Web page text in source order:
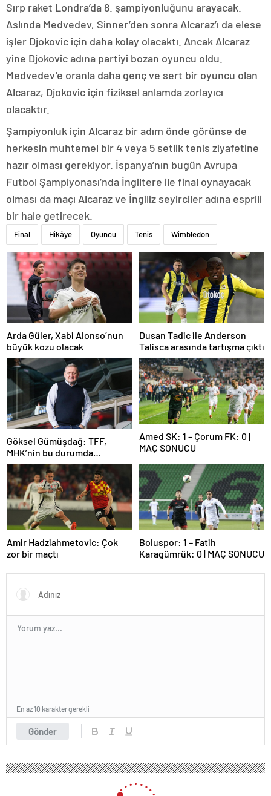
Sırp raket Londra’da 8. şampiyonluğunu arayacak.
Aslında Medvedev, Sinner’den sonra Alcaraz’ı da elese
işler Djokovic için daha kolay olacaktı. Ancak Alcaraz
yine Djokovic adına partiyi bozan oyuncu oldu.
Medvedev’e oranla daha genç ve sert bir oyuncu olan
Alcaraz, Djokovic için fiziksel anlamda zorlayıcı
olacaktır.
Şampiyonluk için Alcaraz bir adım önde görünse de
herkesin muhtemel bir 4 veya 5 setlik tenis ziyafetine
hazır olması gerekiyor. İspanya’nın bugün Avrupa
Futbol Şampiyonası’nda İngiltere ile final oynayacak
olması da maçı Alcaraz ve İngiliz seyirciler adına esprili
bir hale getirecek.
Final Hikâye Oyuncu Tenis Wimbledon
Arda Güler, Xabi Alonso’nun
büyük kozu olacak
Dusan Tadic ile Anderson
Talisca arasında tartışma çıktı
Göksel Gümüşdağ: TFF,
MHK’nin bu durumda
olmasının sorumlusudur
Amed SK: 1 – Çorum FK: 0 |
MAÇ SONUCU
Amir Hadziahmetovic: Çok
zor bir maçtı
Boluspor: 1 – Fatih
Karagümrük: 0 | MAÇ SONUCU
Gönder
En az 10 karakter gerekli